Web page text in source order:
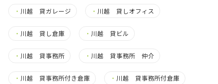
・ 川越 貸ガレージ ・ 川越 貸しオフィス
・ 川越 貸し倉庫 ・ 川越 貸ビル
・ 川越 貸事務所 ・ 川越 貸事務所 仲介
・ 川越 貸事務所付き倉庫 ・ 川越 貸事務所付倉庫